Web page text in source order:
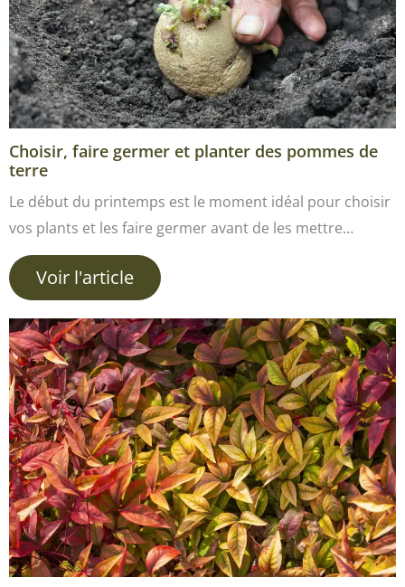
Choisir, faire germer et planter des pommes de
terre
Le début du printemps est le moment idéal pour choisir
vos plants et les faire germer avant de les mettre…
Voir l'article